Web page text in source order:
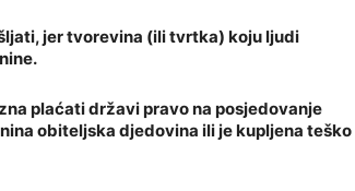
jer tvorevina (ili tvrtka) koju ljudi
plaćati državi pravo na posjedovanje
obiteljska djedovina ili je kupljena teško